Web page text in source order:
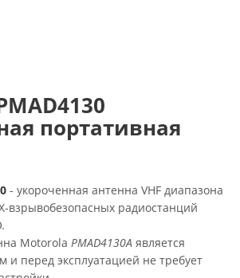
портативная
- укороченная антенна VHF диапазона
взрывобезопасных радиостанций
Motorola PMAD4130A является
и перед эксплуатацией не требует